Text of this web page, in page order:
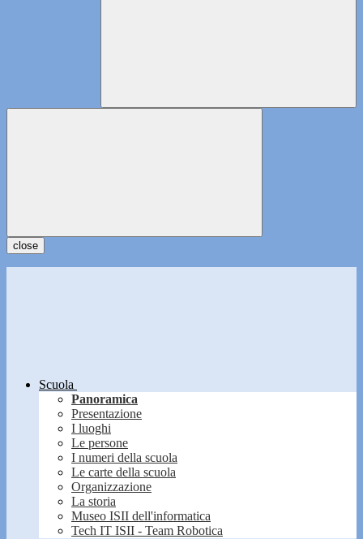
close
Scuola
Panoramica
Presentazione
I luoghi
Le persone
I numeri della scuola
Le carte della scuola
Organizzazione
La storia
Museo ISII dell'informatica
Tech IT ISII - Team Robotica